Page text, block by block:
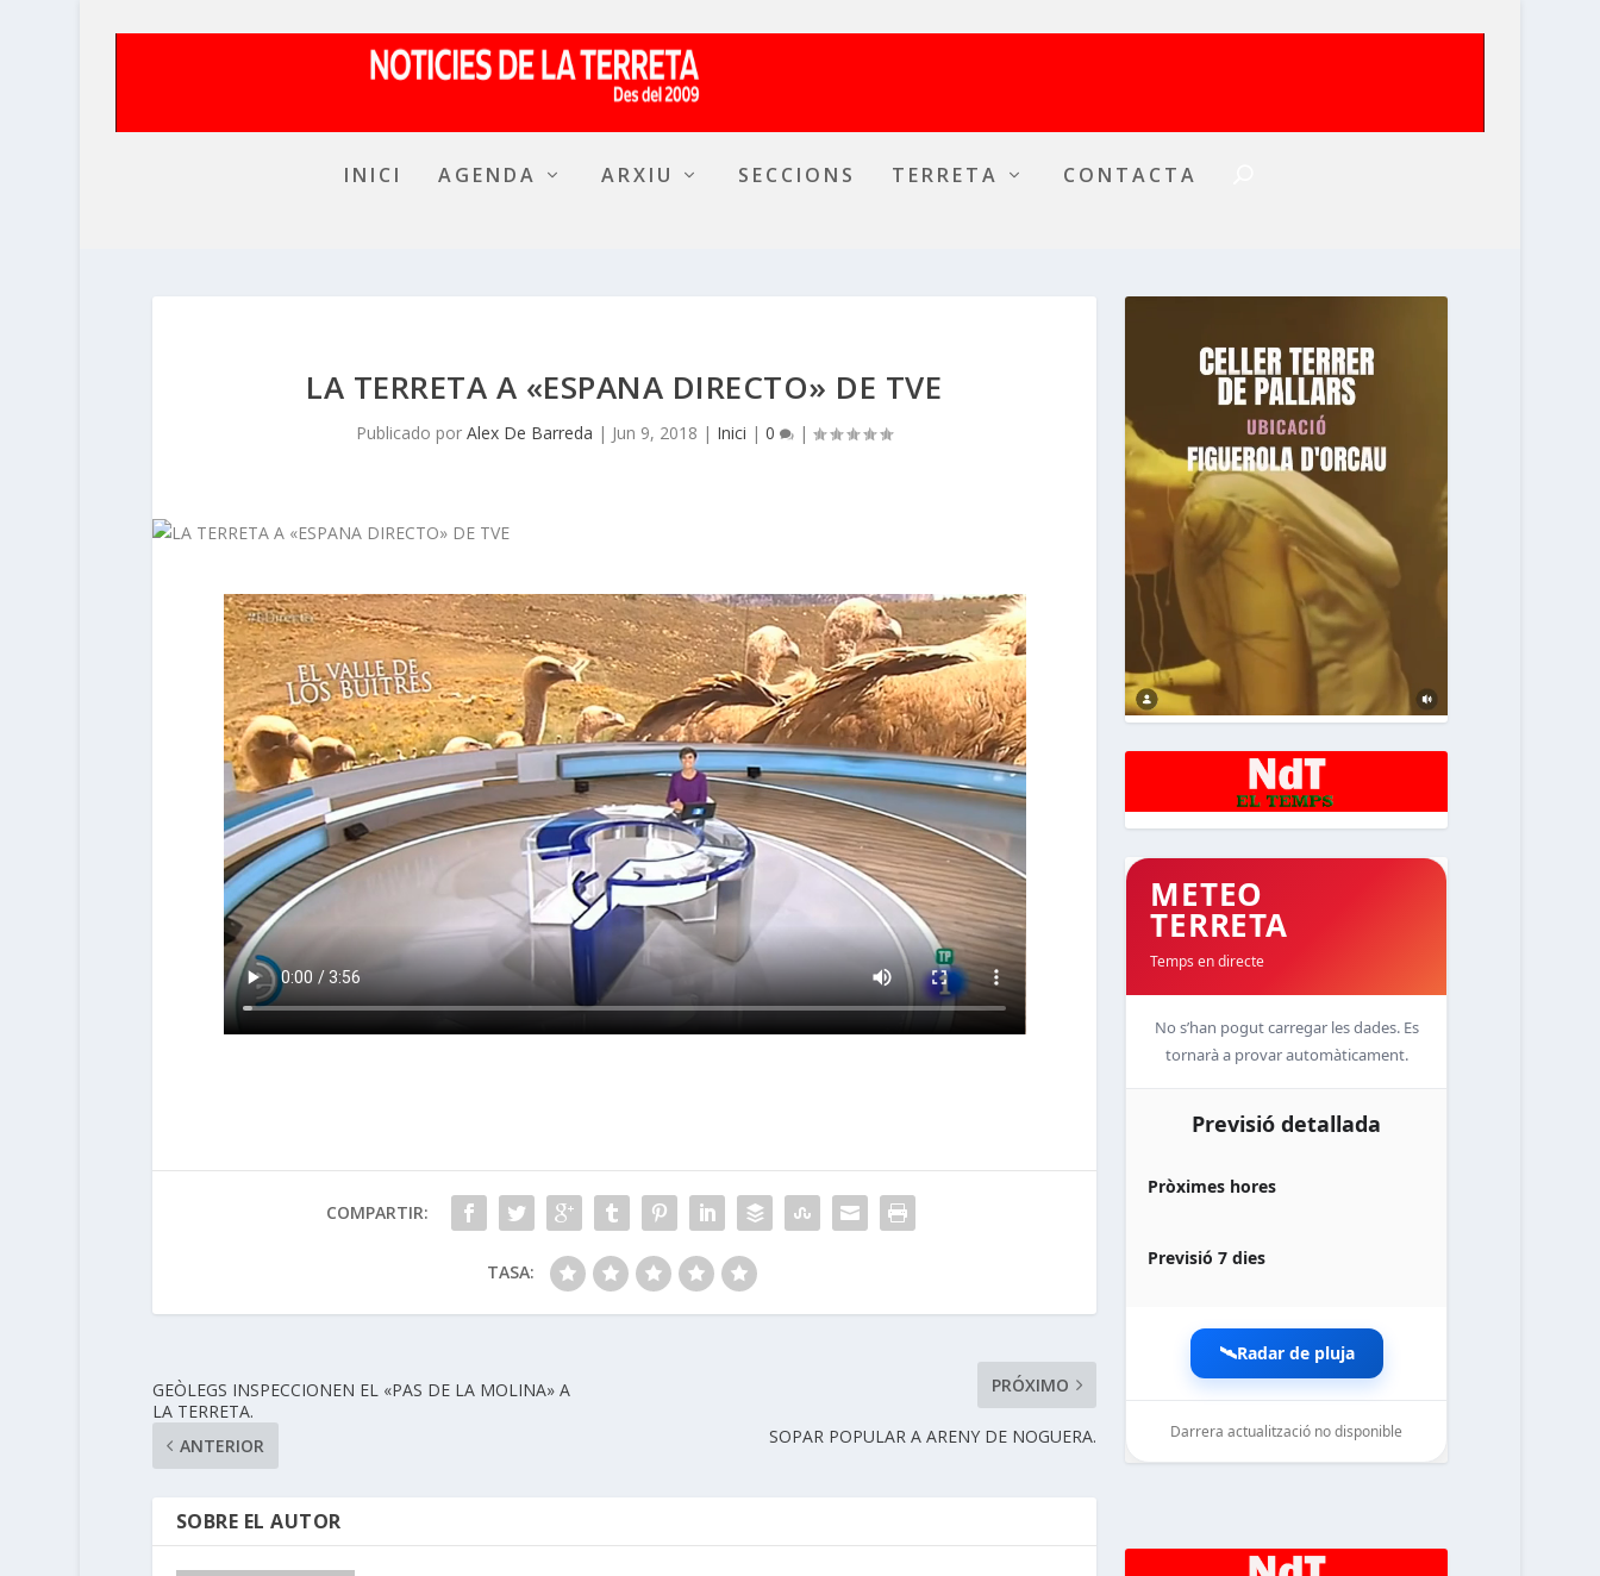
INICI AGENDA ARXIU SECCIONS TERRETA CONTACTA
LA TERRETA A «ESPANA DIRECTO» DE TVE
Publicado porAlex De Barreda | Jun 9, 2018 | Inici |0 |
COMPARTIR:
TASA:
GEÒLEGS INSPECCIONEN EL «PAS DE LA MOLINA» A
LA TERRETA.
ANTERIOR
PRÓXIMO
SOPAR POPULAR A ARENY DE NOGUERA.
SOBRE EL AUTOR
METEO
TERRETA
Temps en directe
No s’han pogut carregar les dades. Es
tornarà a provar automàticament.
Previsió detallada
Pròximes hores
Previsió 7 dies
🛰️Radar de pluja
Darrera actualització no disponible
noticiesdelaterreta.com